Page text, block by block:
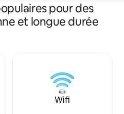
pour des
et longue durée
Wifi